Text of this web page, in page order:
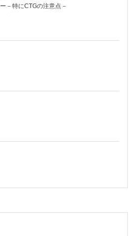
－特にCTGの注意点－
設の満たす要件
分娩の実際
る無痛分娩の実際
間みるヒト1PNおよび3PN胚の染色体